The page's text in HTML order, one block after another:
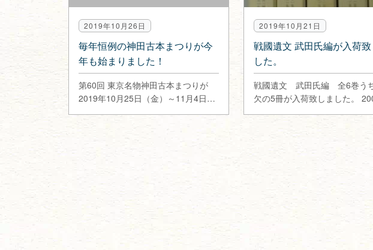
2019年10月26日
毎年恒例の神田古本まつりが今
年も始まりました！
第60回 東京名物神田古本まつりが
2019年10月25日（金）～11月4日
（月・祝）の日程で開催…
2019年10月21日
戦國遺文 武田氏編が入荷致
した。
戦國遺文 武田氏編 全6巻う
欠の5冊が入荷致しました。
刊行 柴辻俊六他編 東京…